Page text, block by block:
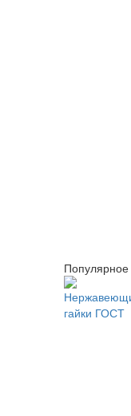
Популярное